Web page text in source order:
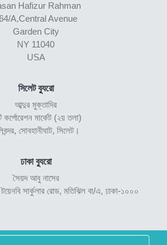
Hafizur Rahman
A,Central Avenue
Garden City
NY 11040
USA
সিলেট ব্যুরো
আব্দুর মুক্তাদির
কর্পোরেশন মার্কেট (২য় তলা)
সোবহানীঘাট, সিলেট।
ঢাকা ব্যুরো
সৈয়দ আবু নাসের
সার্কুলার রোড, মতিঝিল বা/এ, ঢাকা-১০০০